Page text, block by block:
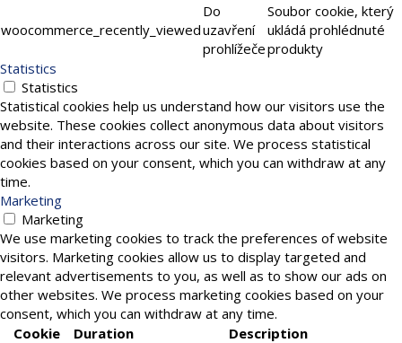
woocommerce_recently_viewed
Do
uzavření
prohlížeče
Soubor cookie, který
ukládá prohlédnuté
produkty
Statistics
Statistics
Statistical cookies help us understand how our visitors use the
website. These cookies collect anonymous data about visitors
and their interactions across our site. We process statistical
cookies based on your consent, which you can withdraw at any
time.
Marketing
Marketing
We use marketing cookies to track the preferences of website
visitors. Marketing cookies allow us to display targeted and
relevant advertisements to you, as well as to show our ads on
other websites. We process marketing cookies based on your
consent, which you can withdraw at any time.
Cookie
Duration Description